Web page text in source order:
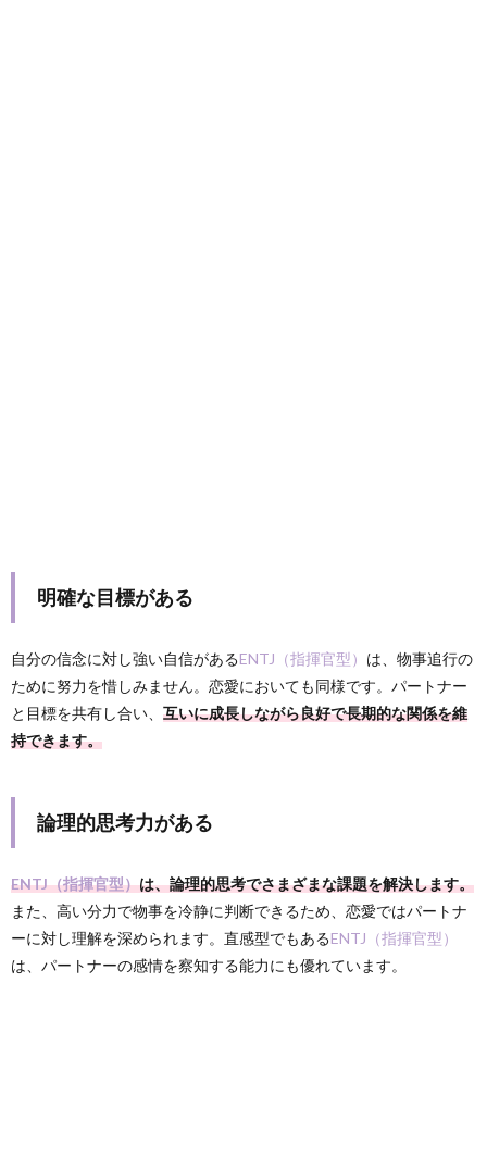
明確な目標がある
自分の信念に対し強い自信があるENTJ（指揮官型） は、物事追行の
ために努力を惜しみません。恋愛においても同様です。パートナー
と目標を共有し合い、 互いに成長しながら良好で長期的な関係を維
持できます。
論理的思考力がある
ENTJ（指揮官型）は、論理的思考でさまざまな課題を解決します。
また、高い分力で物事を冷静に判断できるため、恋愛ではパートナ
ーに対し理解を深められます。直感型でもあるENTJ（指揮官型）
は、パートナーの感情を察知する能力にも優れています。